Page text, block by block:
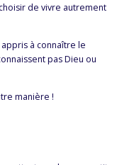
de vivre autrement
à connaître le
pas Dieu ou
manière !